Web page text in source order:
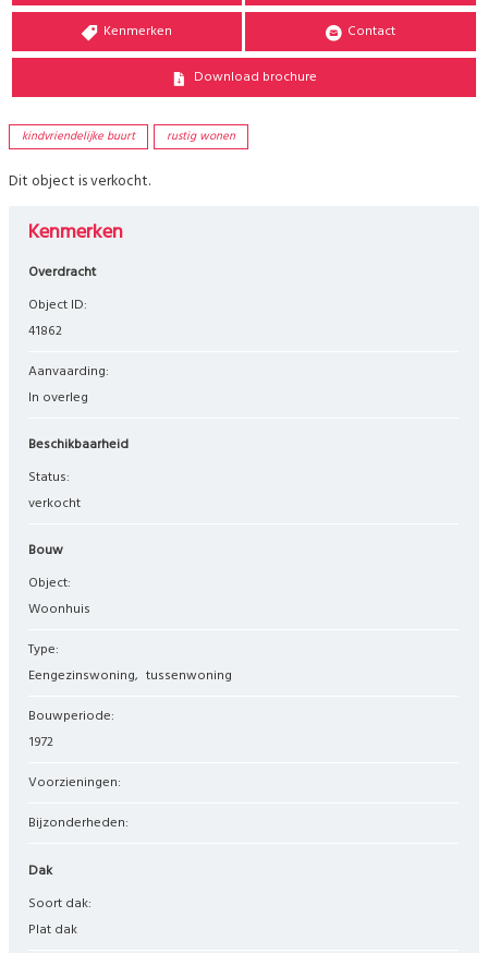
Kenmerken Contact
Download brochure
kindvriendelijke buurt rustig wonen
Dit object is verkocht.
Kenmerken
Overdracht
Object ID:
41862
Aanvaarding:
In overleg
Beschikbaarheid
Status:
verkocht
Bouw
Object:
woonhuis
Type:
eengezinswoning tussenwoning
Bouwperiode:
1972
Voorzieningen:
Bijzonderheden:
Dak
Soort dak:
Plat dak